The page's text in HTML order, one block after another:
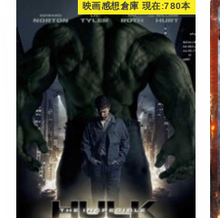
映画感想倉庫 現在:780本